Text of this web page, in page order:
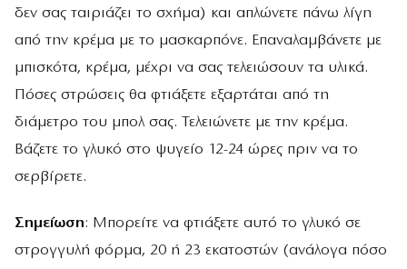
δεν σας ταιριάζει το σχήμα) και απλώνετε πάνω λίγη
από την κρέμα με το μασκαρπόνε. Επαναλαμβάνετε με
μπισκότα, κρέμα, μέχρι να σας τελειώσουν τα υλικά.
Πόσες στρώσεις θα φτιάξετε εξαρτάται από τη
διάμετρο του μπολ σας. Τελειώνετε με την κρέμα.
Βάζετε το γλυκό στο ψυγείο 12-24 ώρες πριν να το
σερβίρετε.
Σημείωση: Μπορείτε να φτιάξετε αυτό το γλυκό σε
στρογγυλή φόρμα, 20 ή 23 εκατοστών (ανάλογα πόσο